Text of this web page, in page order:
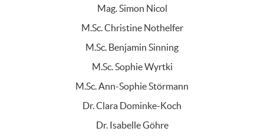
Mag. Simon Nicol
M.Sc. Christine Nothelfer
M.Sc. Benjamin Sinning
M.Sc. Sophie Wyrtki
M.Sc. Ann-Sophie Störmann
Dr. Clara Dominke-Koch
Dr. Isabelle Göhre